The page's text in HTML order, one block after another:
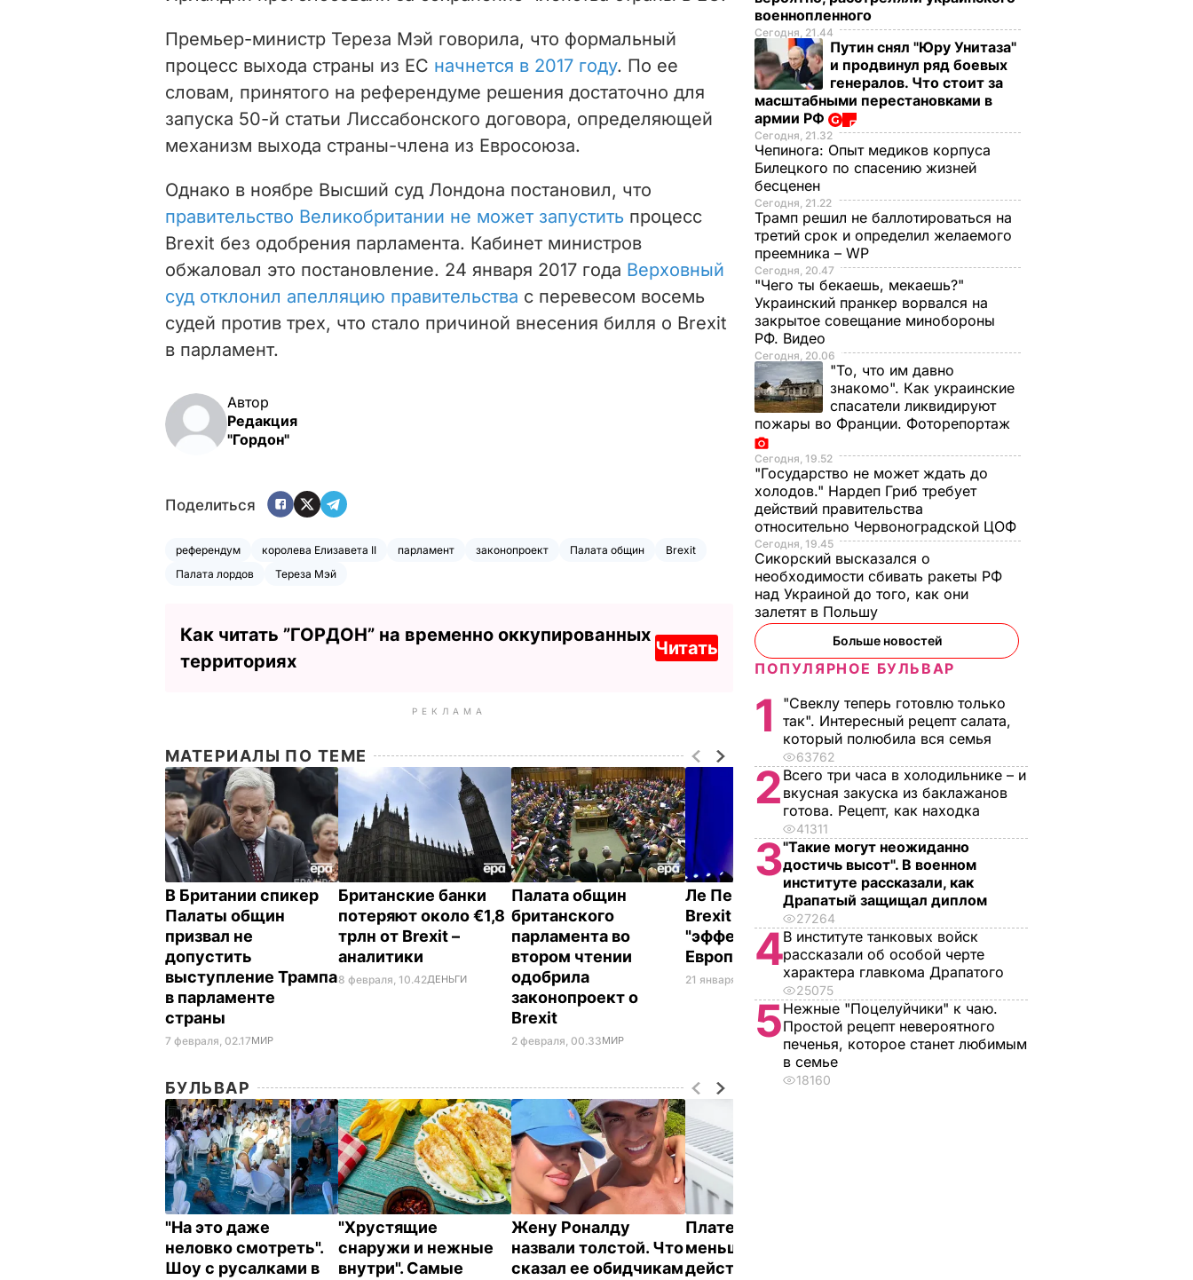
Премьер-министр Тереза Мэй говорила, что формальный
процесс выхода страны из ЕС начнется в 2017 году. По ее
словам, принятого на референдуме решения достаточно для
запуска 50-й статьи Лиссабонского договора, определяющей
механизм выхода страны-члена из Евросоюза.
Однако в ноябре Высший суд Лондона постановил, что
правительство Великобритании не может запустить процесс
Brexit без одобрения парламента. Кабинет министров
обжаловал это постановление. 24 января 2017 года Верховный
суд отклонил апелляцию правительства с перевесом восемь
судей против трех, что стало причиной внесения билля о Brexit
в парламент.
Автор
Редакция
"Гордон"
Поделиться
референдум королева Елизавета II парламент законопроект Палата общин
Brexit
Палата лордов
Тереза Мэй
Как читать ”ГОРДОН” на временно оккупированных
территориях
Читать
РЕКЛАМА
МАТЕРИАЛЫ ПО ТЕМЕ
В Британии спикер
Палаты общин
призвал не
допустить
выступление Трампа
в парламенте
страны
7 февраля, 02.17МИР
Британские банки
потеряют около €1,8
трлн от Brexit –
аналитики
8 февраля, 10.42ДЕНЬГИ
Палата общин
британского
парламента во
втором чтении
одобрила
законопроект о
Brexit
2 февраля, 00.33МИР
Ле Пен заявила, что
Brexit спровоцирует
"эффект домино" в
Европе
21 января, 15.12 МИР
БУЛЬВАР
"На это даже
неловко смотреть".
Шоу с русалками в
"Хрустящие
снаружи и нежные
внутри". Самые
Жену Роналду
назвали толстой. Что
сказал ее обидчикам
Платежки станут
меньше –
действенные
военнопленного
Сегодня, 21.44
Путин снял "Юру Унитаза"
и продвинул ряд боевых
генералов. Что стоит за
масштабными перестановками в
армии РФ
Сегодня, 21.32
Чепинога: Опыт медиков корпуса
Билецкого по спасению жизней
бесценен
Сегодня, 21.22
Трамп решил не баллотироваться на
третий срок и определил желаемого
преемника – WP
Сегодня, 20.47
"Чего ты бекаешь, мекаешь?"
Украинский пранкер ворвался на
закрытое совещание минобороны
РФ. Видео
Сегодня, 20.06
"То, что им давно
знакомо". Как украинские
спасатели ликвидируют
пожары во Франции. Фоторепортаж
Сегодня, 19.52
"Государство не может ждать до
холодов." Нардеп Гриб требует
действий правительства
относительно Червоноградской ЦОФ
Сегодня, 19.45
Сикорский высказался о
необходимости сбивать ракеты РФ
над Украиной до того, как они
залетят в Польшу
Больше новостей
ПОПУЛЯРНОЕ БУЛЬВАР
1
"Свеклу теперь готовлю только
так". Интересный рецепт салата,
который полюбила вся семья
63762
2 Всего три часа в холодильнике – и
вкусная закуска из баклажанов
готова. Рецепт, как находка
41311
3"Такие могут неожиданно
достичь высот". В военном
институте рассказали, как
Драпатый защищал диплом
27264
4В институте танковых войск
рассказали об особой черте
характера главкома Драпатого
25075
5Нежные "Поцелуйчики" к чаю.
Простой рецепт невероятного
печенья, которое станет любимым
в семье
18160